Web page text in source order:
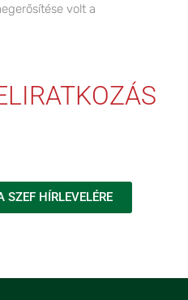
volt a
SZEF HÍRLEVELÉRE